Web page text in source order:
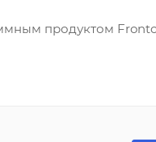
продуктом